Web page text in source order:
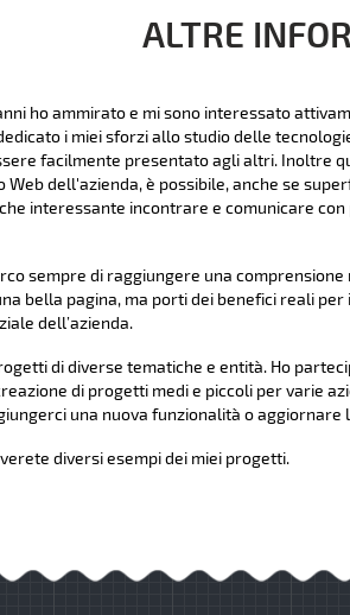
ALTRE
ho ammirato e mi sono interessato
i miei sforzi allo studio delle
facilmente presentato agli altri. Inoltre
Web dell'azienda, è possibile, anche se
interessante incontrare e comunicare
sempre di raggiungere una
bella pagina, ma porti dei benefici reali
dell’azienda.
di diverse tematiche e entità. Ho
di progetti medi e piccoli per varie
una nuova funzionalità o aggiornare
diversi esempi dei miei progetti.